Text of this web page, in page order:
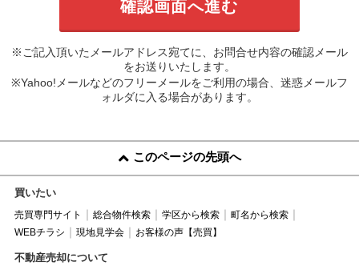
※ご記入頂いたメールアドレス宛てに、お問合せ内容の確認メール
をお送りいたします。
※Yahoo!メールなどのフリーメールをご利用の場合、迷惑メールフ
ォルダに入る場合があります。
このページの先頭へ
買いたい
売買専門サイト 総合物件検索 学区から検索
町名から検索
WEBチラシ
現地見学会 お客様の声【売買】
不動産売却について